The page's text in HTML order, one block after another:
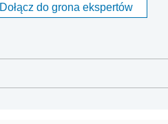
Dołącz do grona ekspertów